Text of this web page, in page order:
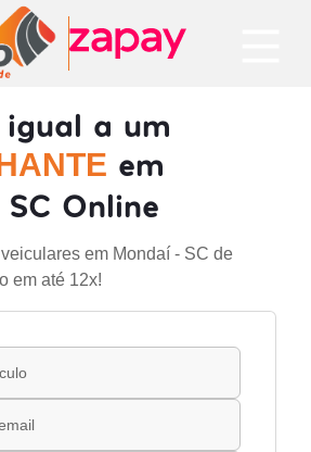
a um
em
Online
em Mondaí - SC de
em até 12x!